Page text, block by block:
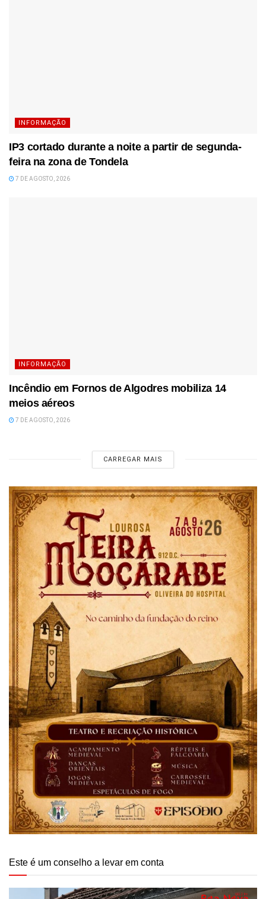
INFORMAÇÃO
IP3 cortado durante a noite a partir de segunda-
feira na zona de Tondela
7 DE AGOSTO, 2026
INFORMAÇÃO
Incêndio em Fornos de Algodres mobiliza 14
meios aéreos
7 DE AGOSTO, 2026
CARREGAR MAIS
Este é um conselho a levar em conta